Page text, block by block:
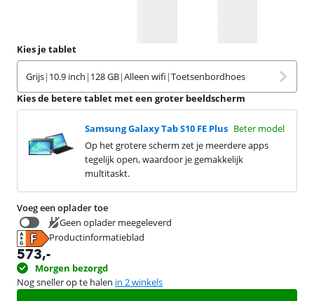
Kies je tablet
Grijs| 10.9 inch | 128 GB|Alleen wifi |Toetsenbordhoes
Kies de betere tablet met een groter beeldscherm
Samsung Galaxy Tab S10 FE Plus Beter model
Op het grotere scherm zet je meerdere apps
tegelijk open, waardoor je gemakkelijk
multitaskt.
Voeg een oplader toe
Geen oplader meegeleverd
Productinformatieblad
opent in nieuw tabblad
573,-
Morgen bezorgd
Nog sneller op te halen in 2 winkels